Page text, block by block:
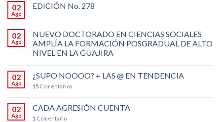
02
Ago
EDICIÓN No. 278
02
Ago
NUEVO DOCTORADO EN CIENCIAS SOCIALES
AMPLÍA LA FORMACIÓN POSGRADUAL DE ALTO
NIVEL EN LA GUAJIRA
02
Ago
¿SUPO NOOOO? + LAS @ EN TENDENCIA
15 Comentarios
02
Ago
CADA AGRESIÓN CUENTA
1 Comentario